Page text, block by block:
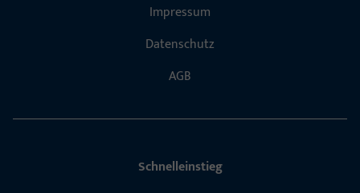
Impressum
Datenschutz
AGB
Schnelleinstieg